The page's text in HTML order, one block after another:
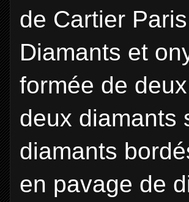
de Cartier
Diamants et
formée de
deux diamants
diamants
en pavage de